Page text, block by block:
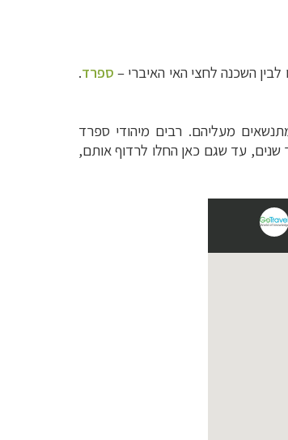
לבין השכנה לחצי האי האיברי – ספרד.
מעליהם. רבים מיהודי ספרד
שנים, עד שגם כאן החלו לרדוף אותם,